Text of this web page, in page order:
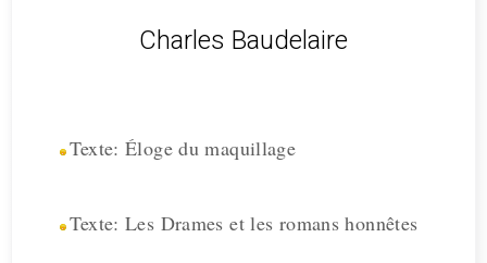
Charles Baudelaire
Texte: Éloge du maquillage
Texte: Les Drames et les romans honnêtes